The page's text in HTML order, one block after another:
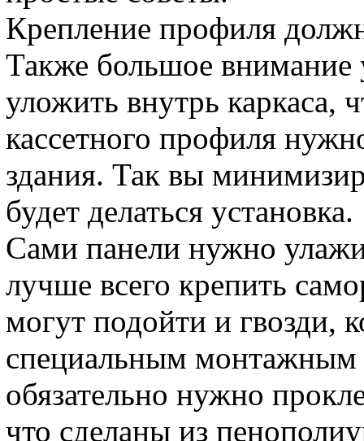
Крепление профиля
Также большое внимание
уложить внутрь каркаса,
кассетного профиля
здания. Так вы
будет делаться установка.
Сами панели нужно
лучше всего крепить
могут подойти и гвозди,
специальным монтажным
обязательно нужно
что сделаны из